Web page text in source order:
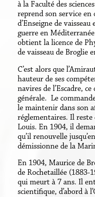
à la Faculté des
reprend son service en
d’Enseigne de
guerre en
obtient la licence de
de vaisseau de Broglie
C’est alors que
hauteur de ses
navires de l’Escadre,
générale. Le
le maintenir dans son
réglementaires. Il reste
Louis. En 1904, il
qu’il renouvelle
démissionne de la
En 1904, Maurice de
de Rochetaillée (1883-
qui meurt à 7 ans. Il
scientifique, d’abord à